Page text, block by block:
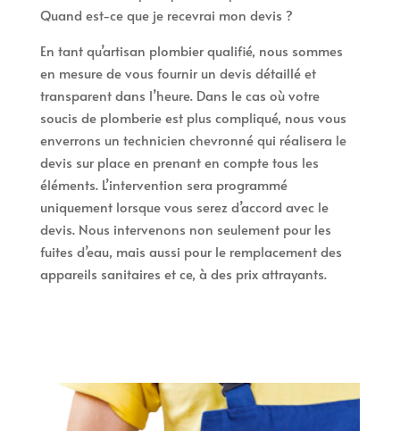
Quand est-ce que je recevrai mon devis ?
En tant qu’artisan plombier qualifié, nous sommes
en mesure de vous fournir un devis détaillé et
transparent dans l’heure. Dans le cas où votre
soucis de plomberie est plus compliqué, nous vous
enverrons un technicien chevronné qui réalisera le
devis sur place en prenant en compte tous les
éléments. L’intervention sera programmé
uniquement lorsque vous serez d’accord avec le
devis. Nous intervenons non seulement pour les
fuites d’eau, mais aussi pour le remplacement des
appareils sanitaires et ce, à des prix attrayants.